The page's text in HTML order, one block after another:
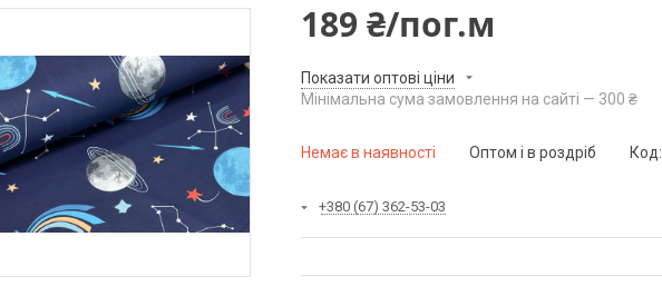
189 ₴/пог.м
Показати оптові ціни
Мінімальна сума замовлення на сайті — 300 ₴
Немає в наявності Оптом і в роздріб Код:
+380 (67) 362-53-03